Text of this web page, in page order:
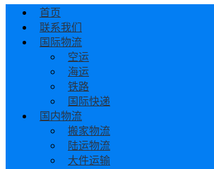
首页
联系我们
国际物流
空运
海运
铁路
国际快递
国内物流
搬家物流
陆运物流
大件运输